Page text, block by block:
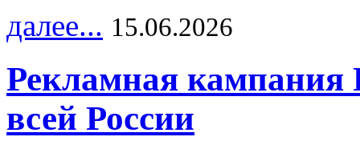
далее... 15.06.2026
Рекламная
всей России